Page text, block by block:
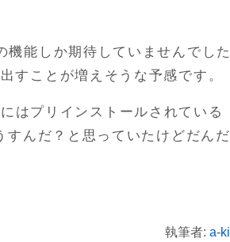
能しか期待していませんでした
すことが増えそうな予感です。
はプリインストールされている
んだ？と思っていたけどだんだ
執筆者: a-ki